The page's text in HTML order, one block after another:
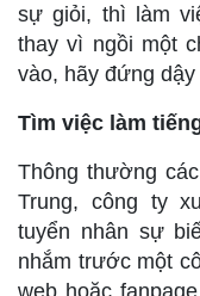
sự giỏi, thì làm
thay vì ngồi một
vào, hãy đứng
Tìm việc làm
Thông thường
Trung, công ty
tuyển nhân sự
nhắm trước một
web hoặc